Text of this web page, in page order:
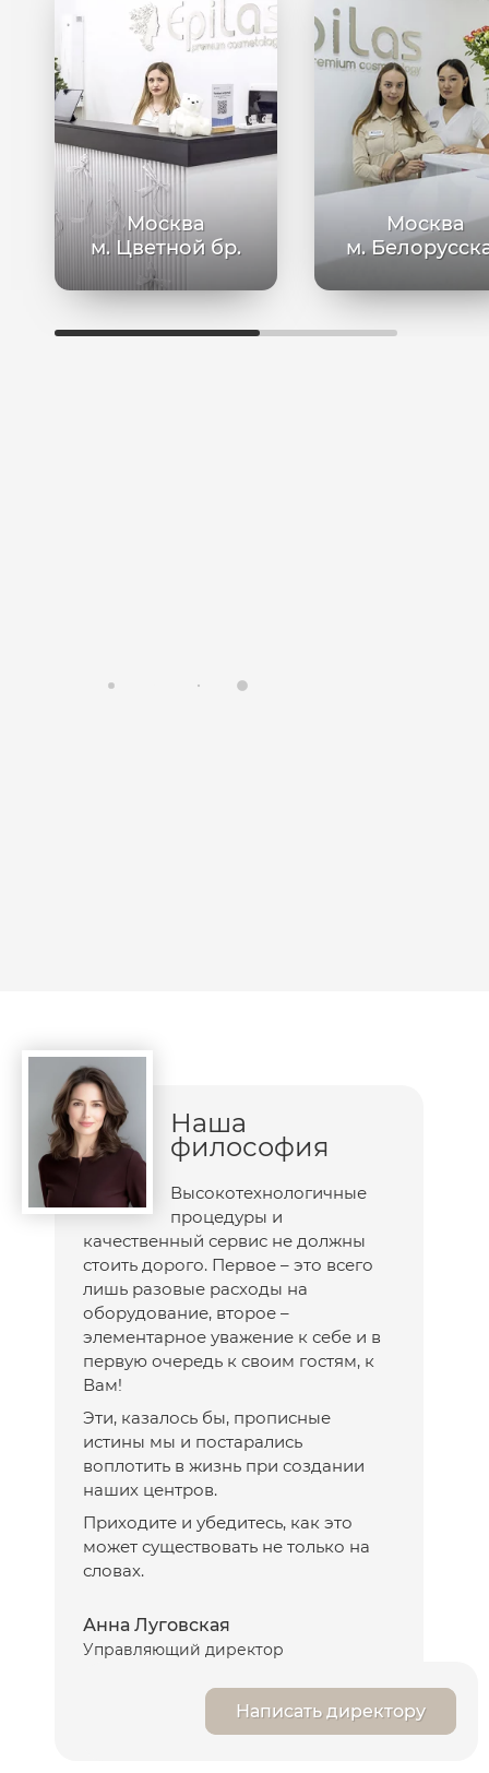
Наша
философия
Высокотехнологичные
процедуры и
качественный сервис не должны
стоить дорого. Первое – это всего
лишь разовые расходы на
оборудование, второе –
элементарное уважение к себе и в
первую очередь к своим гостям, к
Вам!
Эти, казалось бы, прописные
истины мы и постарались
воплотить в жизнь при создании
наших центров.
Приходите и убедитесь, как это
может существовать не только на
словах.
Анна Луговская
Управляющий директор
Написать директору